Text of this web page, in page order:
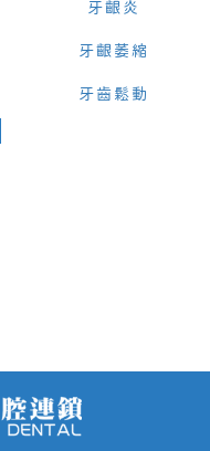
牙齦炎
牙齦萎縮
牙齒鬆動